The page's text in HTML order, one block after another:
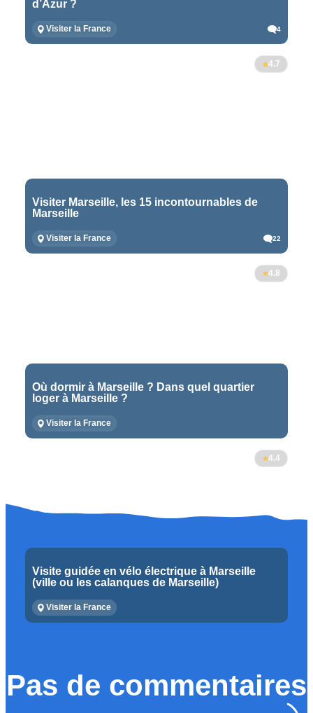
d’Azur ?
Visiter la France 4
4.7
Visiter Marseille, les 15 incontournables de
Marseille
Visiter la France 22
4.8
Où dormir à Marseille ? Dans quel quartier
loger à Marseille ?
Visiter la France
4.4
Visite guidée en vélo électrique à Marseille
(ville ou les calanques de Marseille)
Visiter la France
Pas de commentaires